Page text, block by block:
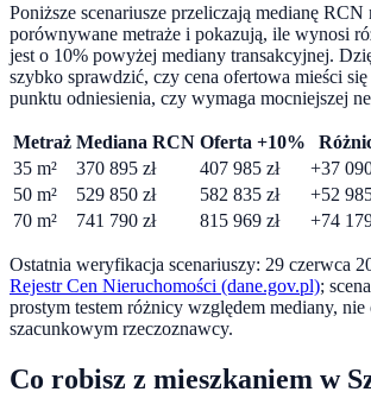
Poniższe scenariusze przeliczają medianę RCN
porównywane metraże i pokazują, ile wynosi
jest o 10% powyżej mediany transakcyjnej.
szybko sprawdzić, czy cena ofertowa mieści
punktu odniesienia, czy wymaga mocniejszej
Metraż Mediana RCN Oferta +10%
35 m² 370 895 zł 407 985 zł +37
50 m² 529 850 zł 582 835 zł +52
70 m² 741 790 zł 815 969 zł +74
Ostatnia weryfikacja scenariuszy: 29 czerwca
Rejestr Cen Nieruchomości (dane.gov.pl);
prostym testem różnicy względem mediany, nie
szacunkowym rzeczoznawcy.
Co robisz z mieszkaniem w